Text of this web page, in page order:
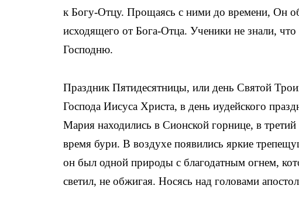
к Богу-Отцу. Прощаясь с ними до времени, Он
исходящего от Бога-Отца. Ученики не знали, что
Господню.
Праздник Пятидесятницы, или день Святой
Господа Иисуса Христа, в день иудейского
Мария находились в Сионской горнице, в
время бури. В воздухе появились яркие
он был одной природы с благодатным огнем,
светил, не обжигая. Носясь над головами